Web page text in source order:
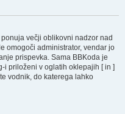
večji oblikovni nadzor nad
omogoči administrator, vendar jo
prispevka. Sama BBKoda je
i priloženi v oglatih oklepajih [ in ]
vodnik, do katerega lahko